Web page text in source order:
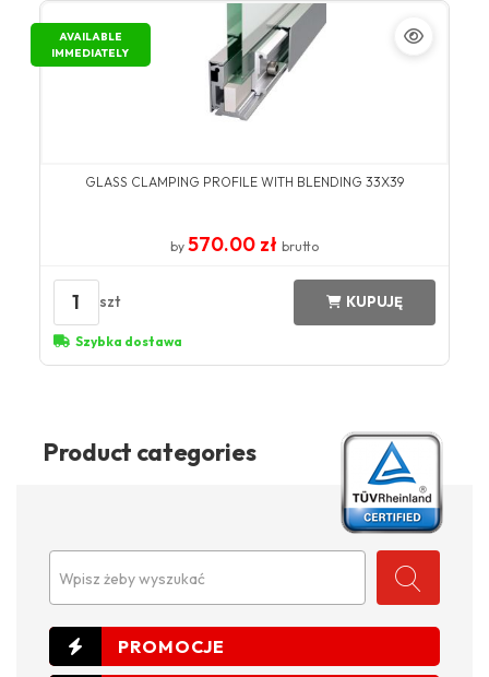
Product categories
Wpisz żeby wyszukać
AVAILABLE
IMMEDIATELY
GLASS CLAMPING PROFILE WITH BLENDING 33X39
by 570.00 zł brutto
1 szt KUPUJĘ
Szybka dostawa